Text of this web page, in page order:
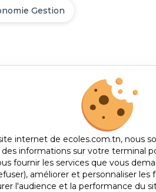
Gestion
internet de ecoles.com.tn, nous
des informations sur votre terminal
fournir les services que vous
améliorer et personnaliser les
l'audience et la performance du